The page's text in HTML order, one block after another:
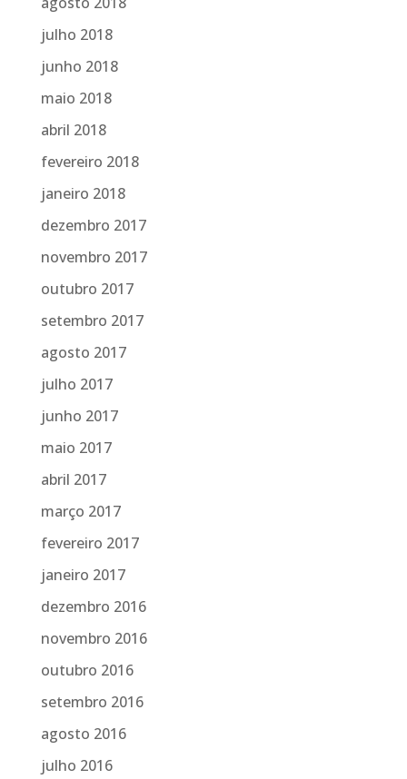
julho 2018
junho 2018
maio 2018
abril 2018
fevereiro 2018
janeiro 2018
dezembro 2017
novembro 2017
outubro 2017
setembro 2017
agosto 2017
julho 2017
junho 2017
maio 2017
abril 2017
março 2017
fevereiro 2017
janeiro 2017
dezembro 2016
novembro 2016
outubro 2016
setembro 2016
agosto 2016
julho 2016